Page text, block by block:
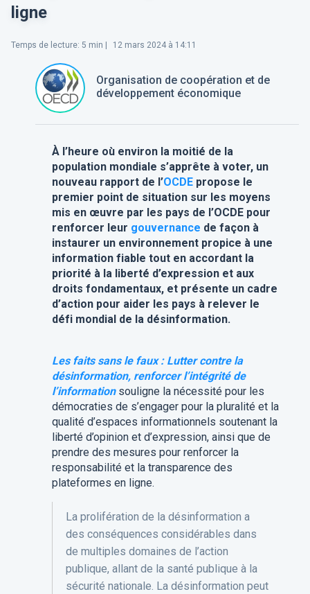
ligne
Temps de lecture: 5 min | 12 mars 2024 à 14:11
Organisation de coopération et de
développement économique
À l’heure où environ la moitié de la
population mondiale s’apprête à voter, un
nouveau rapport de l’OCDEpropose le
premier point de situation sur les moyens
mis en œuvre par les pays de l’OCDE pour
renforcer leur gouvernance de façon à
instaurer un environnement propice à une
information fiable tout en accordant la
priorité à la liberté d’expression et aux
droits fondamentaux, et présente un cadre
d’action pour aider les pays à relever le
défi mondial de la désinformation.
Les faits sans le faux : Lutter contre la
désinformation, renforcer l’intégrité de
l’information souligne la nécessité pour les
démocraties de s’engager pour la pluralité et la
qualité d’espaces informationnels soutenant la
liberté d’opinion et d’expression, ainsi que de
prendre des mesures pour renforcer la
responsabilité et la transparence des
plateformes en ligne.
La prolifération de la désinformation a
des conséquences considérables dans
de multiples domaines de l’action
publique, allant de la santé publique à la
sécurité nationale. La désinformation peut